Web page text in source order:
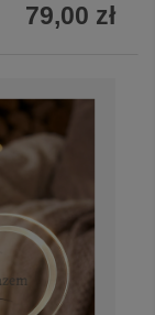
79,00 zł